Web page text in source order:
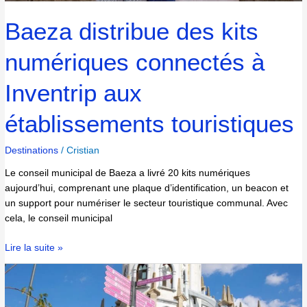
Baeza distribue des kits
numériques connectés à
Inventrip aux
établissements touristiques
Destinations /Cristian
Le conseil municipal de Baeza a livré 20 kits numériques
aujourd’hui, comprenant une plaque d’identification, un beacon et
un support pour numériser le secteur touristique communal. Avec
cela, le conseil municipal
Lire la suite »
Le
secrétaire
général